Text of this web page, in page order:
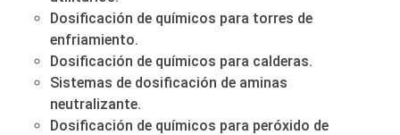
Dosificación de químicos para torres de
enfriamiento.
Dosificación de químicos para calderas.
Sistemas de dosificación de aminas
neutralizante.
Dosificación de químicos para peróxido de